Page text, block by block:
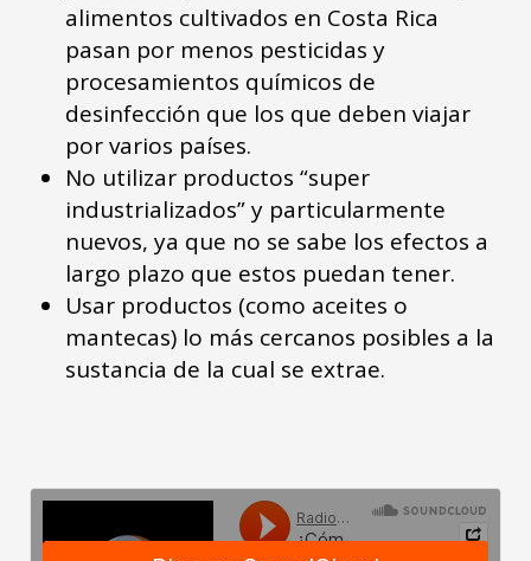
alimentos cultivados en Costa Rica
pasan por menos pesticidas y
procesamientos químicos de
desinfección que los que deben viajar
por varios países.
No utilizar productos “super
industrializados” y particularmente
nuevos, ya que no se sabe los efectos a
largo plazo que estos puedan tener.
Usar productos (como aceites o
mantecas) lo más cercanos posibles a la
sustancia de la cual se extrae.